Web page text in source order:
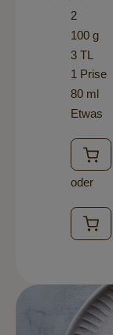
2
100 g
3 TL
1 Prise
80 ml
Etwas
oder